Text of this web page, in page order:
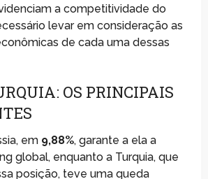
a competitividade do
levar em consideração as
de cada uma dessas
OS PRINCIPAIS
em 9,88%, garante a ela a
global, enquanto a Turquia, que
posição, teve uma queda